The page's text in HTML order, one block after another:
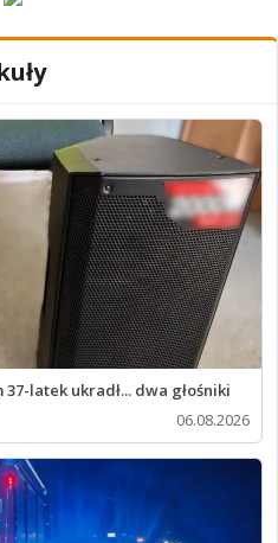
latek ukradł... dwa głośniki
06.08.2026